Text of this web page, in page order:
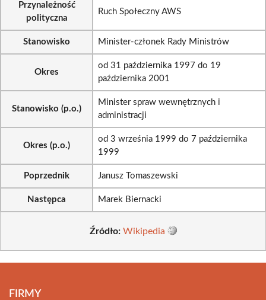
Przynależność
polityczna
Ruch Społeczny AWS
Stanowisko Minister-członek Rady Ministrów
Okres
od 31 października 1997 do 19
października 2001
Stanowisko (p.o.)
Minister spraw wewnętrznych i
administracji
Okres (p.o.)
od 3 września 1999 do 7 października
1999
Poprzednik Janusz Tomaszewski
Następca Marek Biernacki
Źródło: Wikipedia
FIRMY